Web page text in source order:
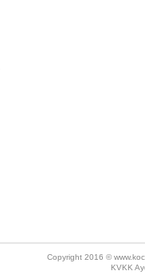
Copyright 2016 ©
KVKK